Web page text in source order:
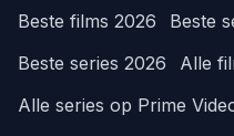
Beste films 2026
Beste
Beste series 2026
Alle
Alle series op Prime